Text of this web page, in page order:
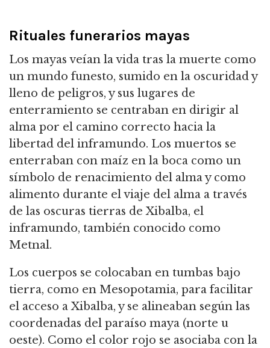
Rituales funerarios mayas
Los mayas veían la vida tras la muerte como
un mundo funesto, sumido en la oscuridad y
lleno de peligros, y sus lugares de
enterramiento se centraban en dirigir al
alma por el camino correcto hacia la
libertad del inframundo. Los muertos se
enterraban con maíz en la boca como un
símbolo de renacimiento del alma y como
alimento durante el viaje del alma a través
de las oscuras tierras de Xibalba, el
inframundo, también conocido como
Metnal.
Los cuerpos se colocaban en tumbas bajo
tierra, como en Mesopotamia, para facilitar
el acceso a Xibalba, y se alineaban según las
coordenadas del paraíso maya (norte u
oeste). Como el color rojo se asociaba con la